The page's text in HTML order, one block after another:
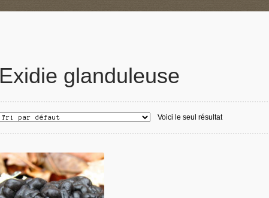
Exidie glanduleuse
Voici le seul résultat